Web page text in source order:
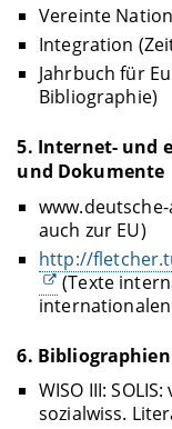
Vereinte
Integration
Jahrbuch für
Bibliographie)
5. Internet- und
und Dokumente
auch zur EU)
http://
(Texte
6.
WISO III:
sozialwiss.